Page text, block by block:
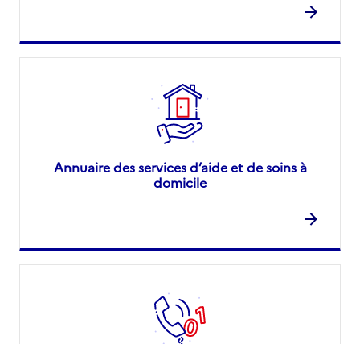
Annuaire des services d’aide et de soins à
domicile